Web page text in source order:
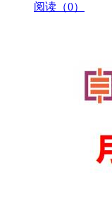
阅读（0）